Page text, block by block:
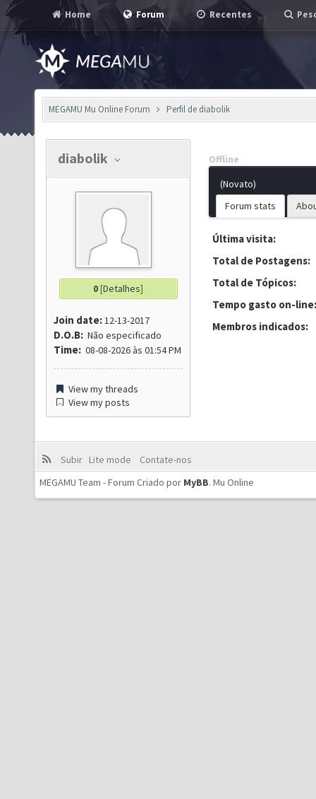
Home Forum Recentes
MEGAMU Mu Online Forum Perfil de diabolik
diabolik
0[Detalhes]
Join date:12-13-2017
D.O.B: Não especificado
Time: 08-08-2026 às 01:54 PM
View my threads
View my posts
Offline
(Novato)
Forum stats
Última visita:
Total de Postagens:
Total de Tópicos:
Tempo gasto on-line:
Membros indicados:
Subir Lite mode
Contate-nos
MEGAMU Team - Forum Criado por MyBB. Mu Online